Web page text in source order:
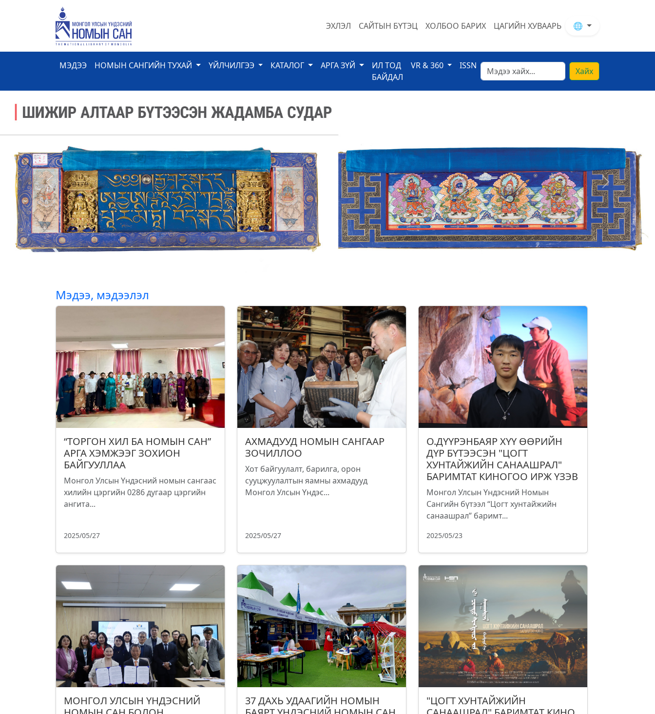
ЭХЛЭЛ САЙТЫН БҮТЭЦ ХОЛБОО БАРИХ ЦАГИЙН ХУВААРЬ 🌐
МЭДЭЭ НОМЫН САНГИЙН ТУХАЙ ҮЙЛЧИЛГЭЭ КАТАЛОГ АРГА ЗҮЙ
ИЛ ТОД
БАЙДАЛ
VR & 360 ISSN
Хайх
Previous Next
Мэдээ, мэдээлэл
“ТОРГОН ХИЛ БА НОМЫН САН”
АРГА ХЭМЖЭЭГ ЗОХИОН
БАЙГУУЛЛАА
Монгол Улсын Үндэсний номын сангаас
хилийн цэргийн 0286 дугаар цэргийн
ангита...
2025/05/27
АХМАДУУД НОМЫН САНГААР
ЗОЧИЛЛОО
Хот байгуулалт, барилга, орон
сууцжуулалтын яамны ахмадууд
Монгол Улсын Үндэс...
2025/05/27
О.ДҮҮРЭНБАЯР ХҮҮ ӨӨРИЙН
ДҮР БҮТЭЭСЭН "ЦОГТ
ХУНТАЙЖИЙН САНААШРАЛ"
БАРИМТАТ КИНОГОО ИРЖ ҮЗЭВ
Монгол Улсын Үндэсний Номын
Сангийн бүтээл “Цогт хунтайжийн
санаашрал” баримт...
2025/05/23
МОНГОЛ УЛСЫН ҮНДЭСНИЙ
37 ДАХЬ УДААГИЙН НОМЫН
"ЦОГТ ХУНТАЙЖИЙН